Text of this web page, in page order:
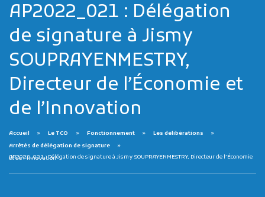
RECHERCHE
CALENDRIERS DE COLLECTE
AP2022_021 : Délégation
de signature à Jismy
SOUPRAYENMESTRY,
Directeur de l’Économie et
de l’Innovation
Accueil Le TCO Fonctionnement
Les délibérations
Arrêtés de délégation de signature
AP2022_021 : Délégation de signature à Jismy SOUPRAYENMESTRY, Directeur de l’Économie et de l’Innovation